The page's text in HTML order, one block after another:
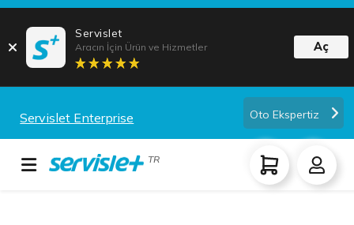
Servislet
Aracın İçin Ürün ve Hizmetler Aç
Servislet Enterprise Oto Ekspertiz
TR